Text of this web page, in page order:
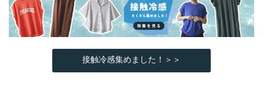
接触冷感集めました！＞＞